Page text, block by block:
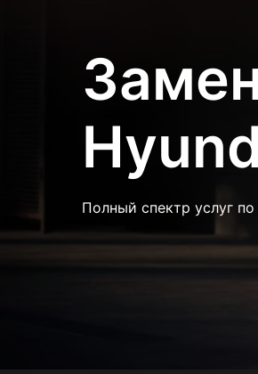
Полный спектр услуг